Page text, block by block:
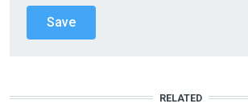
RELATED